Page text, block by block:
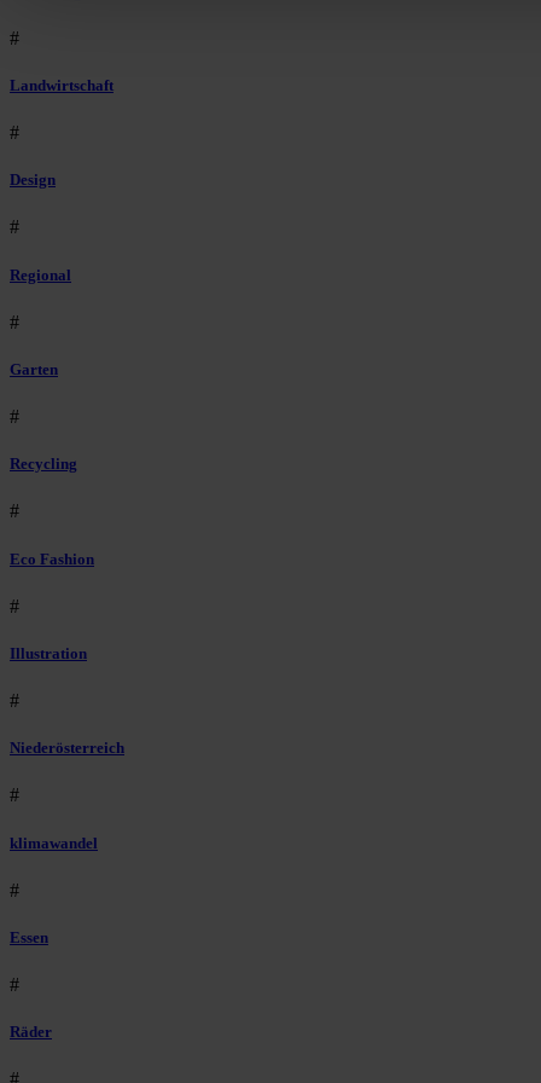
#
Landwirtschaft
#
Design
#
Regional
#
Garten
#
Recycling
#
Eco Fashion
#
Illustration
#
Niederösterreich
#
klimawandel
#
Essen
#
Räder